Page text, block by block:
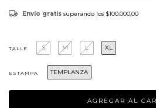
Envío gratis superando los $100.000,00
TALLE S M L XL
ESTAMPA TEMPLANZA